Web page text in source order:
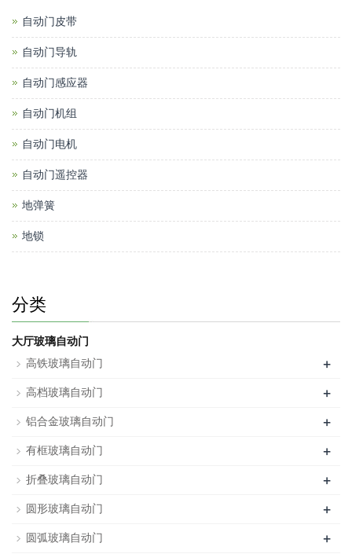
自动门皮带
自动门导轨
自动门感应器
自动门机组
自动门电机
自动门遥控器
地弹簧
地锁
分类
大厅玻璃自动门
高铁玻璃自动门
+
高档玻璃自动门 +
铝合金玻璃自动门 +
有框玻璃自动门 +
折叠玻璃自动门 +
圆形玻璃自动门 +
圆弧玻璃自动门 +